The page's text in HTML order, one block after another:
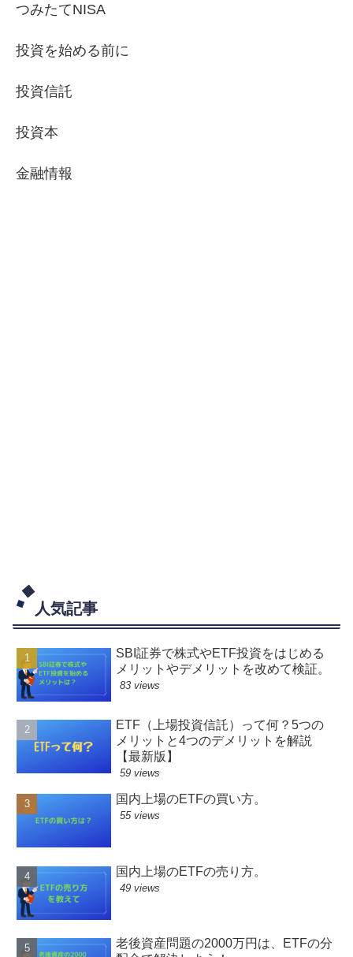
つみたてNISA
投資を始める前に
投資信託
投資本
金融情報
人気記事
SBI証券で株式やETF投資をはじめる
メリットやデメリットを改めて検証。
83 views
ETF（上場投資信託）って何？5つの
メリットと4つのデメリットを解説
【最新版】
59 views
国内上場のETFの買い方。
55 views
国内上場のETFの売り方。
49 views
老後資産問題の2000万円は、ETFの分